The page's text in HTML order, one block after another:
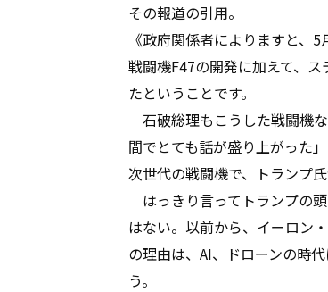
その報道の引用。
《政府関係者によりますと、
戦闘機F47の開発に加えて、
たということです。
石破総理もこうした戦闘機
間でとても話が盛り上がった
次世代の戦闘機で、トランプ
はっきり言ってトランプの
はない。以前から、イーロン
の理由は、AI、ドローンの時
う。